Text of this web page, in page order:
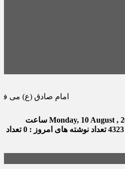
امام صادق (ع) می فرماید : هر
Monday, 10 August , ساعت
تعداد نوشته های امروز : 0
تعداد